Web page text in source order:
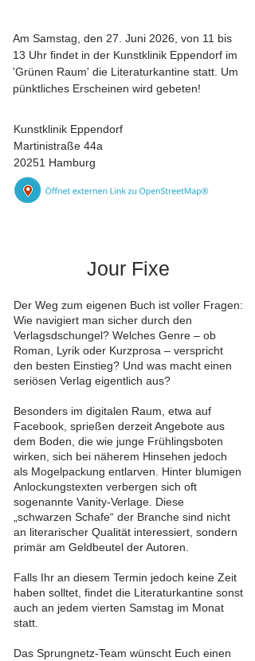
Am Samstag, den 27. Juni 2026, von 11 bis
13 Uhr findet in der Kunstklinik Eppendorf im
'Grünen Raum' die Literaturkantine statt. Um
pünktliches Erscheinen wird gebeten!
Kunstklinik Eppendorf
Martinistraße 44a
20251 Hamburg
Jour Fixe
Der Weg zum eigenen Buch ist voller Fragen:
Wie navigiert man sicher durch den
Verlagsdschungel? Welches Genre – ob
Roman, Lyrik oder Kurzprosa – verspricht
den besten Einstieg? Und was macht einen
seriösen Verlag eigentlich aus?
Besonders im digitalen Raum, etwa auf
Facebook, sprießen derzeit Angebote aus
dem Boden, die wie junge Frühlingsboten
wirken, sich bei näherem Hinsehen jedoch
als Mogelpackung entlarven. Hinter blumigen
Anlockungstexten verbergen sich oft
sogenannte Vanity-Verlage. Diese
„schwarzen Schafe“ der Branche sind nicht
an literarischer Qualität interessiert, sondern
primär am Geldbeutel der Autoren.
Falls Ihr an diesem Termin jedoch keine Zeit
haben solltet, findet die Literaturkantine sonst
auch an jedem vierten Samstag im Monat
statt.
Das Sprungnetz-Team wünscht Euch einen